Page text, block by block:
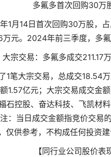
多氟多首次回购30万
1月14日首次回购30万股，
元。2024年前三季度，多
大宗交易：多氟多成交211.17
1笔大宗交易，总成交18.54
1.57亿元；大宗交易成交金
石控股、奋达科技、飞凯材
：当日成交金额指竞价交易
仅供参考，不构成任何投资
【同行业公司股价